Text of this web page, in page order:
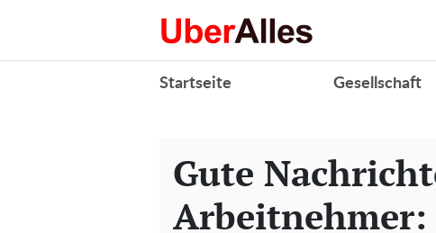
Startseite Gesellschaft
Gute
Arbeitnehmer: